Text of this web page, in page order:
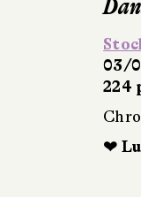
03/
224
❤